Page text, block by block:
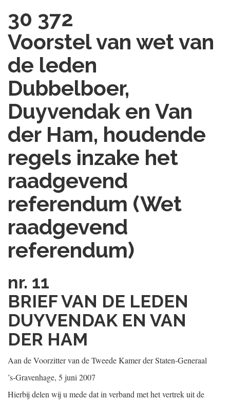
30 372
Voorstel van wet van
de leden
Dubbelboer,
Duyvendak en Van
der Ham, houdende
regels inzake het
raadgevend
referendum (Wet
raadgevend
referendum)
nr. 11
BRIEF VAN DE LEDEN
DUYVENDAK EN VAN
DER HAM
Aan de Voorzitter van de Tweede Kamer der Staten-Generaal
’s-Gravenhage, 5 juni 2007
Hierbij delen wij u mede dat in verband met het vertrek uit de